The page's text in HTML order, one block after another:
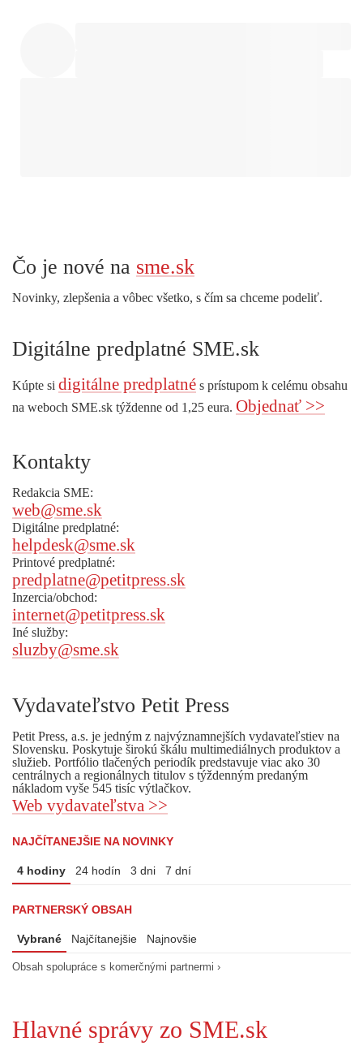
Čo je nové na sme.sk
Novinky, zlepšenia a vôbec všetko, s čím sa chceme podeliť.
Digitálne predplatné SME.sk
Kúpte si digitálne predplatné s prístupom k celému obsahu
na weboch SME.sk týždenne od 1,25 eura. Objednať >>
Kontakty
Redakcia SME:
web@sme.sk
Digitálne predplatné:
helpdesk@sme.sk
Printové predplatné:
predplatne@petitpress.sk
Inzercia/obchod:
internet@petitpress.sk
Iné služby:
sluzby@sme.sk
Vydavateľstvo Petit Press
Petit Press, a.s. je jedným z najvýznamnejších vydavateľstiev na
Slovensku. Poskytuje širokú škálu multimediálnych produktov a
služieb. Portfólio tlačených periodík predstavuje viac ako 30
centrálnych a regionálnych titulov s týždenným predaným
nákladom vyše 545 tisíc výtlačkov.
Web vydavateľstva >>
NAJČÍTANEJŠIE NA NOVINKY
4 hodiny 24 hodín 3 dni 7 dní
PARTNERSKÝ OBSAH
Vybrané Najčítanejšie Najnovšie
Obsah spolupráce s komerčnými partnermi ›
Hlavné správy zo SME.sk